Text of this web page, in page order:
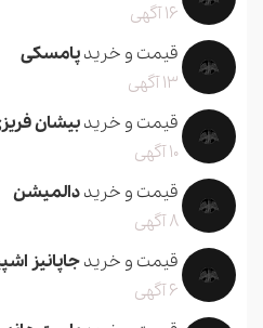
16 آگهی
قیمت و خریدپامسکی
13 آگهی
قیمت و خریدبیشان
10 آگهی
قیمت و خریددالمیشن
8 آگهی
قیمت و خریدجاپانیز
6 آگهی